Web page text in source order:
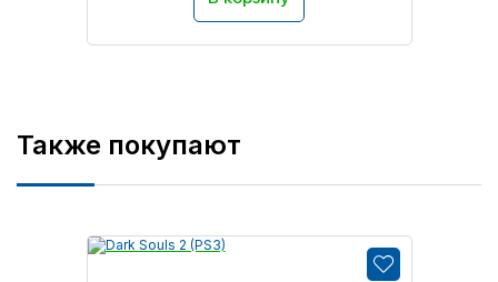
Также покупают